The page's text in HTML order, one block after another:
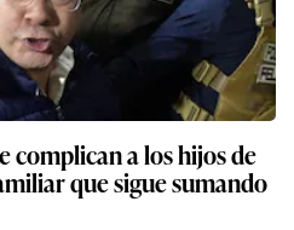
complican a los hijos de
que sigue sumando